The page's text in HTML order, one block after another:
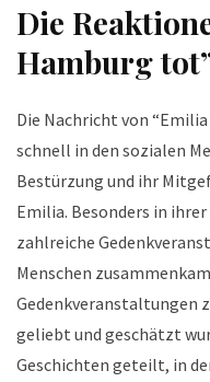
Die
Hamburg
Die Nachricht von
schnell in den sozialen
Bestürzung und ihr
Emilia. Besonders in
zahlreiche
Menschen
Gedenkveranstaltungen
geliebt und geschätzt
Geschichten geteilt, in